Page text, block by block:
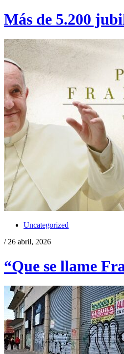
Más de 5.200
Uncategorized
/ 26 abril, 2026
“Que se llame